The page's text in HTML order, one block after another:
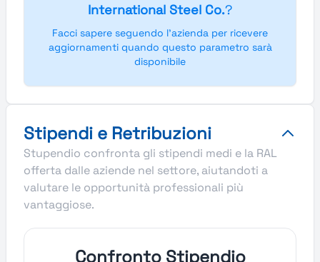
International Steel Co.?
Facci sapere seguendo l'azienda per ricevere
aggiornamenti quando questo parametro sarà
disponibile
Stipendi e Retribuzioni
Stupendio confronta gli stipendi medi e la RAL
offerta dalle aziende nel settore, aiutandoti a
valutare le opportunità professionali più
vantaggiose.
Confronto Stipendio